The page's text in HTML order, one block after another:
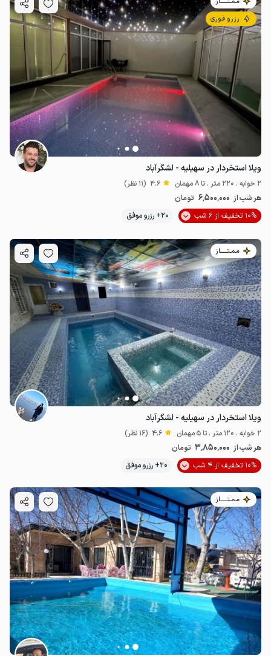
رزرو فوری
ویلا استخردار در سهیلیه - لشگرآباد
2 خوابه . 220 متر . تا 8 مهمان 4.6 (11 نظر)
هر شب از 6٬500٬000 تومان
10% تخفیف از 6 شب
20+ رزرو موفق
مـمـتــــــاز
ویلا استخردار در سهیلیه - لشگرآباد
2 خوابه . 120 متر . تا 5 مهمان 4.6 (16 نظر)
هر شب از 3٬850٬000 تومان
10% تخفیف از 4 شب
20+ رزرو موفق
مـمـتــــــاز